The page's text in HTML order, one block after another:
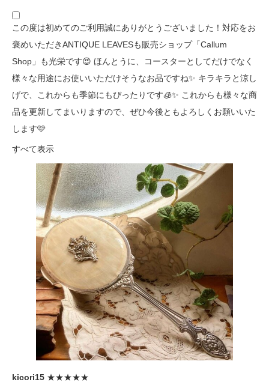
この度は初めてのご利用誠にありがとうございました！対応をお
褒めいただきANTIQUE LEAVESも販売ショップ「Callum
Shop」も光栄です😍 ほんとうに、コースターとしてだけでなく
様々な用途にお使いいただけそうなお品ですね✨ キラキラと涼し
げで、これからも季節にもぴったりです🧊✨ これからも様々な商
品を更新してまいりますので、ぜひ今後ともよろしくお願いいた
します🩷
すべて表示
kicori15 ★★★★★